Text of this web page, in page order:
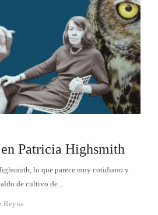
Patricia Highsmith
lo que parece muy cotidiano y
de cultivo de…
Reyna